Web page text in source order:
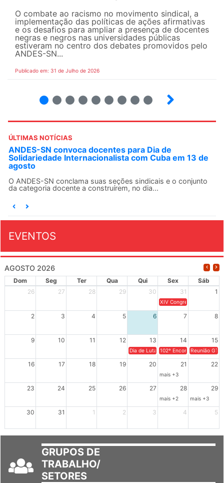
O combate ao racismo no movimento sindical, a
implementação das políticas de ações afirmativas
e os desafios para ampliar a presença de docentes
negras e negros nas universidades públicas
estiveram no centro dos debates promovidos pelo
ANDES-SN...
Publicado em: 31 de Julho de 2026
ÚLTIMAS NOTÍCIAS
ANDES-SN convoca docentes para Dia de
Solidariedade Internacionalista com Cuba em 13 de
agosto
O ANDES-SN conclama suas seções sindicais e o conjunto
da categoria docente a construírem, no dia...
EVENTOS
AGOSTO 2026
Dom Seg Ter Qua Qui Sex
Sáb
26
27 28 29 30 31 1
XIV Congresso Brasileiro
2 3 4 5 6 7 8
9 10 11 12 13 14 15
Dia de Luta em Defesa de Cuba e da
102º Encontro da
Reunião
16 17 18 19 20 21 22
mais +3
23 24 25 26 27 28 29
mais +2 mais +3
30 31 1 2 3 4 5
GRUPOS DE
TRABALHO/
SETORES